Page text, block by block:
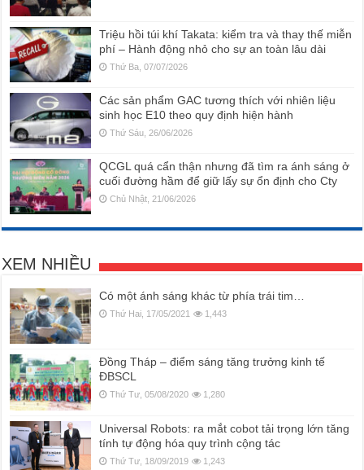
Triệu hồi túi khí Takata: kiểm tra và thay thế miễn
phí – Hành động nhỏ cho sự an toàn lâu dài
Thứ Ba, 07/07/2026
Các sản phẩm GAC tương thích với nhiên liệu
sinh học E10 theo quy định hiện hành
Thứ Sáu, 26/06/2026
QCGL quá cẩn thận nhưng đã tìm ra ánh sáng ở
cuối đường hầm để giữ lấy sự ổn định cho Cty
Chủ Nhật, 21/06/2026
XEM NHIỀU
Có một ánh sáng khác từ phía trái tim…
Thứ Hai, 17/05/2021 1,443
Đồng Tháp – điểm sáng tăng trưởng kinh tế
ĐBSCL
Thứ Tư, 05/08/2020 1,280
Universal Robots: ra mắt cobot tải trọng lớn tăng
tính tự động hóa quy trình cộng tác
Thứ Tư, 18/09/2019 1,243